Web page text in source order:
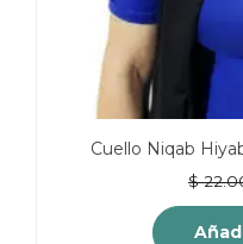
Cuello Niqab
$